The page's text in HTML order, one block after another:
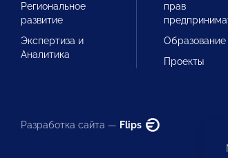
Региональное
развитие
Экспертиза и
Аналитика
прав
Образование
Проекты
Разработка сайта — Flips